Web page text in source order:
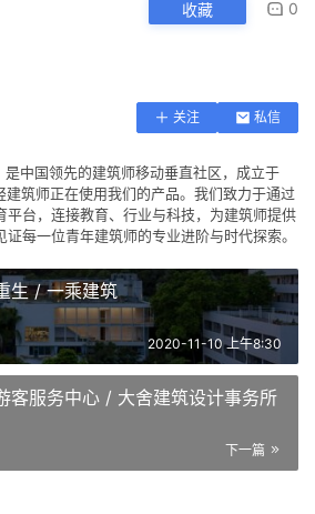
收藏 0
关注
私信
中国领先的建筑师移动垂直社区，成立于
筑师正在使用我们的产品。我们致力于通过
平台，连接教育、行业与科技，为建筑师提供
每一位青年建筑师的专业进阶与时代探索。
生 / 一乘建筑
2020-11-10 上午8:30
客服务中心 / 大舍建筑设计事务所
下一篇